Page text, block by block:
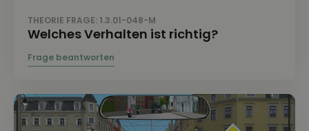
THEORIE FRAGE: 1.3.01-048-M
Welches Verhalten ist richtig?